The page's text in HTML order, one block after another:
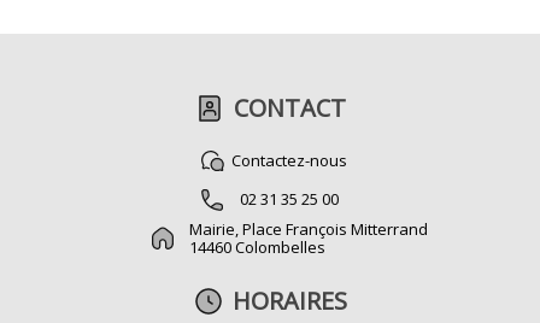
CONTACT
Contactez-nous
02 31 35 25 00
Mairie, Place François Mitterrand
14460 Colombelles
HORAIRES